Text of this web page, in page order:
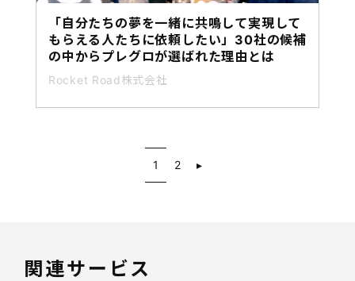
「自分たちの夢を一緒に共鳴して実現して
もらえる人たちに依頼したい」30社の候補
の中からプレグロが選ばれた理由とは
Rocket Road株式会社
1 2 ▸
関連サービス